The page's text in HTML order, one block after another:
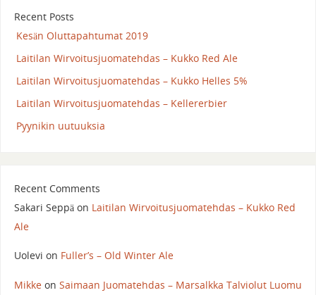
Recent Posts
Kesän Oluttapahtumat 2019
Laitilan Wirvoitusjuomatehdas – Kukko Red Ale
Laitilan Wirvoitusjuomatehdas – Kukko Helles 5%
Laitilan Wirvoitusjuomatehdas – Kellererbier
Pyynikin uutuuksia
Recent Comments
Sakari Seppäon Laitilan Wirvoitusjuomatehdas – Kukko Red
Ale
Uolevi on Fuller’s – Old Winter Ale
Mikkeon Saimaan Juomatehdas – Marsalkka Talviolut Luomu